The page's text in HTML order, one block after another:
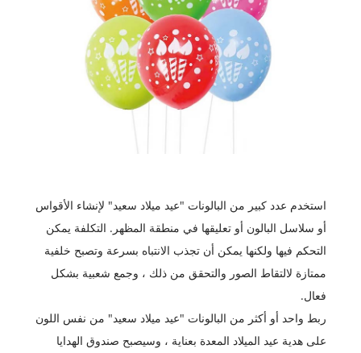
استخدم عدد كبير من البالونات "عيد ميلاد سعيد" لإنشاء الأقواس
أو سلاسل البالون أو تعليقها في منطقة المظهر. التكلفة يمكن
التحكم فيها ولكنها يمكن أن تجذب الانتباه بسرعة وتصبح خلفية
ممتازة لالتقاط الصور والتحقق من ذلك ، وجمع شعبية بشكل
فعال.
ربط واحد أو أكثر من البالونات "عيد ميلاد سعيد" من نفس اللون
على هدية عيد الميلاد المعدة بعناية ، وسيصبح صندوق الهدايا